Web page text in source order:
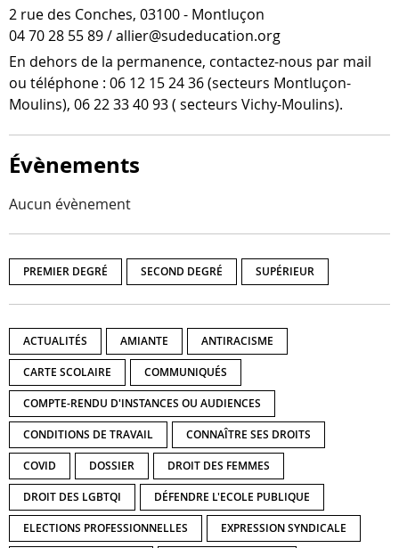
2 rue des Conches, 03100 - Montluçon
04 70 28 55 89 / allier@sudeducation.org
En dehors de la per­ma­nence, contactez-​nous par mail
ou télé­phone : 06 12 15 24 36 (sec­teurs Montluçon-​
Moulins), 06 22 33 40 93 ( sec­teurs Vichy-Moulins).
Évènements
Aucun évènement
PREMIER DEGRÉ SECOND DEGRÉ SUPÉRIEUR
ACTUALITÉS AMIANTE ANTIRACISME
CARTE SCOLAIRE COMMUNIQUÉS
COMPTE-RENDU D'INSTANCES OU AUDIENCES
CONDITIONS DE TRAVAIL CONNAÎTRE SES DROITS
COVID DOSSIER DROIT DES FEMMES
DROIT DES LGBTQI DÉFENDRE L'ECOLE PUBLIQUE
ELECTIONS PROFESSIONNELLES EXPRESSION SYNDICALE